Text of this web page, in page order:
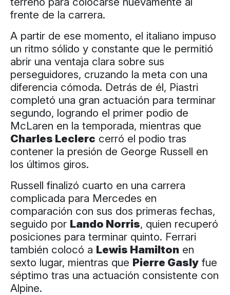
frente de la carrera.
A partir de ese momento, el italiano impuso
un ritmo sólido y constante que le permitió
abrir una ventaja clara sobre sus
perseguidores, cruzando la meta con una
diferencia cómoda. Detrás de él, Piastri
completó una gran actuación para terminar
segundo, logrando el primer podio de
McLaren en la temporada, mientras que
Charles Leclerc cerró el podio tras
contener la presión de George Russell en
los últimos giros.
Russell finalizó cuarto en una carrera
complicada para Mercedes en
comparación con sus dos primeras fechas,
seguido por Lando Norris, quien recuperó
posiciones para terminar quinto. Ferrari
también colocó a Lewis Hamilton en
sexto lugar, mientras que Pierre Gasly fue
séptimo tras una actuación consistente con
Alpine.